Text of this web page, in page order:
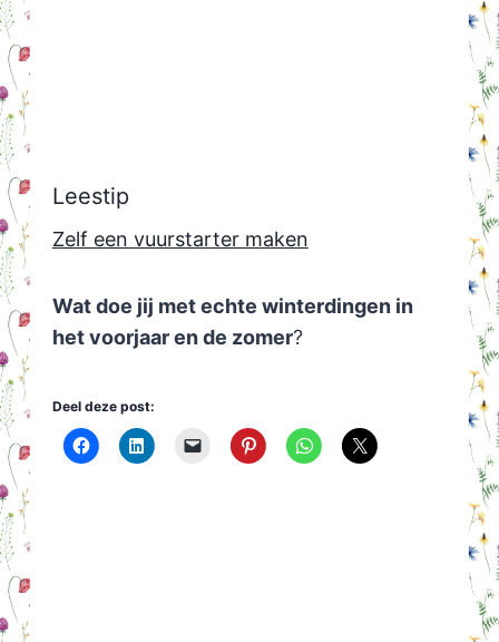
Leestip
Zelf een vuurstarter maken
Wat doe jij met echte winterdingen in
het voorjaar en de zomer?
Deel deze post: